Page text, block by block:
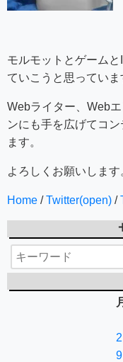
モルモットとゲーム
ていこうと思っていま
Webライター、Web
ンにも手を広げてコ
ます。
よろしくお願いします
Home /Twitter(open) /
2
9